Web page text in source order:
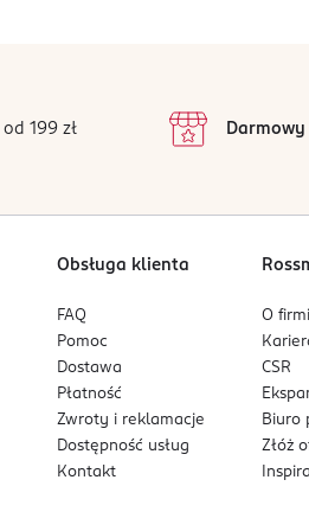
2
1
od 199 zł
Obsługa klienta
FAQ
Pomoc
Dostawa
Płatność
Zwroty i reklamacje
Dostępność usług
Kontakt
O
CSR
Biuro
Złóż